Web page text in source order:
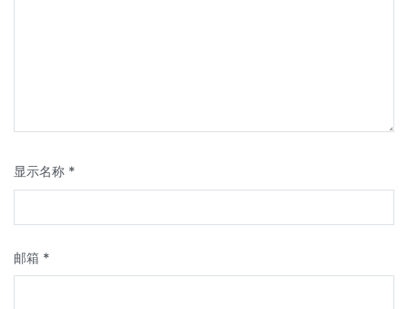
显示名称 *
邮箱 *